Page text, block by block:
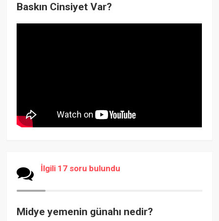
Baskın Cinsiyet Var?
İlgili 17 soru bulundu
Midye yemenin günahı nedir?